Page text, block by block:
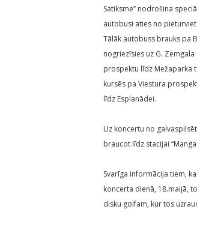
Satiksme” nodrošina
autobusi aties no
Tālāk autobuss brauks pa
nogriezīsies uz G.
prospektu līdz Mežaparka
kursēs pa Viestura
līdz Esplanādei.
Uz koncertu no
braucot līdz stacijai
Svarīga informācija tiem,
koncerta dienā, 18.maijā,
disku golfam, kur tos